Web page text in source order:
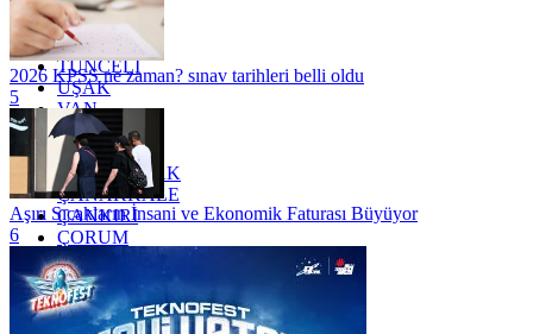
TOKAT
TRABZON
TUNCELİ
UŞAK
VAN
YALOVA
YOZGAT
ZONGULDAK
ÇANAKKALE
ÇANKIRI
ÇORUM
İSTANBUL
İZMİR
ŞANLIURFA
ŞIRNAK
2026 KPSS ne zaman? sınav tarihleri belli oldu
5
Aşırı Sıcakların İnsani ve Ekonomik Faturası Büyüyor
6